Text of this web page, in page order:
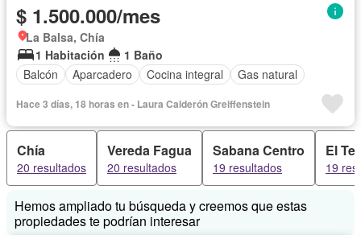
$ 1.500.000/mes
La Balsa, Chía
1 Habitación
1 Baño
Balcón
Aparcadero Cocina integral Gas natural
Hace 3 días, 18 horas en - Laura Calderón Greiffenstein
Chía
20 resultados
Vereda Fagua
20 resultados
Sabana Centro
19 resultados
El
19
Hemos ampliado tu búsqueda y creemos que estas
propiedades te podrían interesar